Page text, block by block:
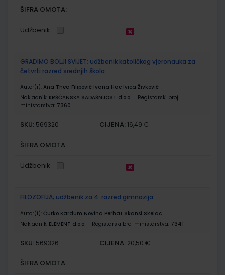
ŠIFRA OMOTA:
Udžbenik
GRADIMO BOLJI SVIJET; udžbenik katoličkog vjeronauka za
četvrti razred srednjih škola
Autor(i): Ana Thea Filipović Ivana Hac Ivica Živković
Nakladnik: KRŠĆANSKA SADAŠNJOST d.o.o.
Registarski broj
ministarstva: 7360
SKU: 569320 CIJENA: 16,49 €
ŠIFRA OMOTA:
Udžbenik
FILOZOFIJA; udžbenik za 4. razred gimnazija
Autor(i): Ćurko Kardum Novina Perhat Skansi Skelac
Nakladnik: ELEMENT d.o.o. Registarski broj ministarstva: 7341
SKU: 569326 CIJENA: 20,50 €
ŠIFRA OMOTA: